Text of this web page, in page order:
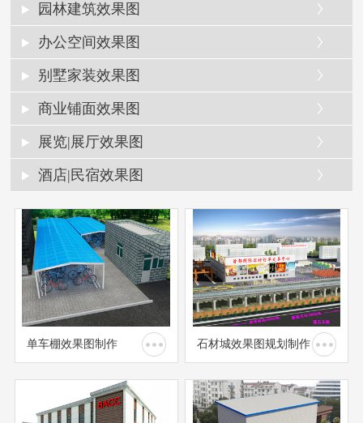
园林建筑效果图
办公空间效果图
别墅家装效果图
商业铺面效果图
展览|展厅效果图
酒店|民宿效果图
单车棚效果图制作 石材城效果图规划制作